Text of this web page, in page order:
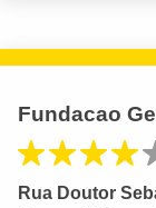
Fundacao
Rua Doutor